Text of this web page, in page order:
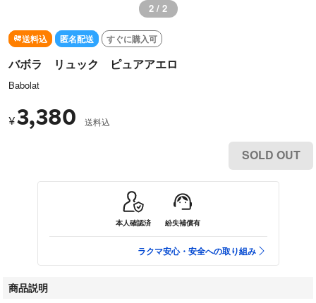
2 / 2
送料込 匿名配送 すぐに購入可
バボラ リュック ピュアアエロ
Babolat
¥3,380 送料込
SOLD OUT
本人確認済 紛失補償有
ラクマ安心・安全への取り組み
商品説明